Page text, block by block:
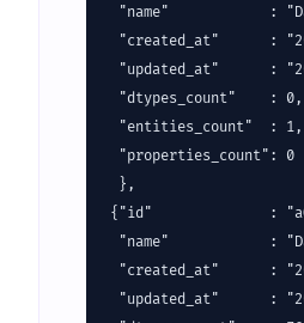
"name"            :
"created_at"      :
"updated_at"      :
"dtypes_count"    : 0,
"entities_count"  : 1,
"properties_count": 0
},
{"id"              :
"name"            :
"created_at"      :
"updated_at"      :